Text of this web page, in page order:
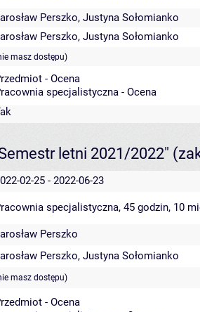
Perszko, Justyna Sołomianko
Perszko, Justyna Sołomianko
masz dostępu)
- Ocena
specjalistyczna - Ocena
letni 2021/2022"
02-25 - 2022-06-23
specjalistyczna, 45 godzin, 10
Perszko
Perszko, Justyna Sołomianko
masz dostępu)
- Ocena